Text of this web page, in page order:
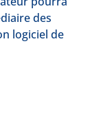
des
logiciel de